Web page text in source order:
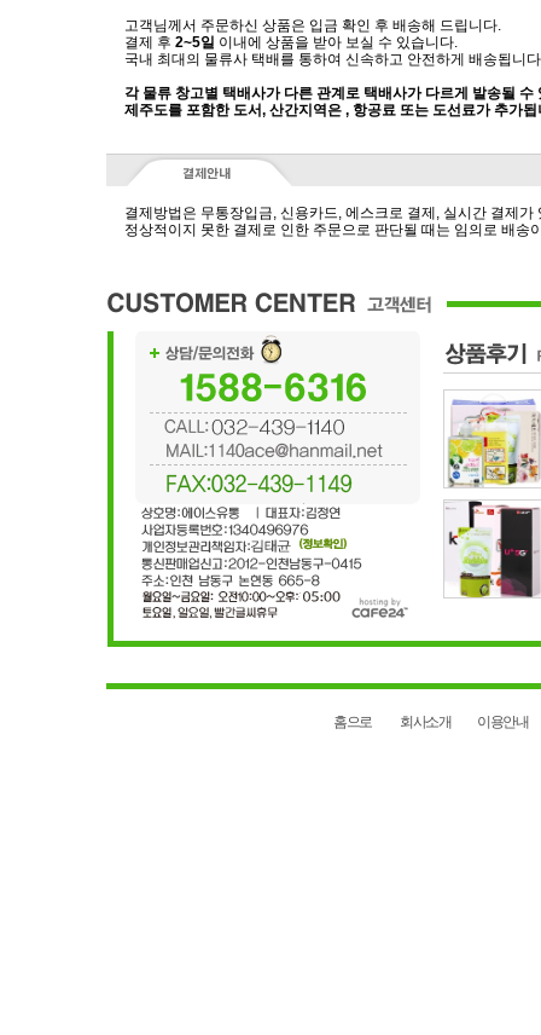
고객님께서 주문하신 상품은 입금 확인 후 배송해 드립니다.
결제 후 2~5일 이내에 상품을 받아 보실 수 있습니다.
국내 최대의 물류사 택배를 통하여 신속하고 안전하게 배송됩니
각 물류 창고별 택배사가 다른 관계로 택배사가 다르게 발송될 수
제주도를 포함한 도서, 산간지역은 , 항공료 또는 도선료가 추가됩
결제방법은 무통장입금, 신용카드, 에스크로 결제, 실시간 결제가
정상적이지 못한 결제로 인한 주문으로 판단될 때는 임의로 배송
홈으로 회사소개 이용안내